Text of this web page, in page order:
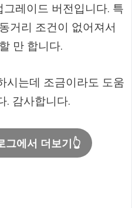
레이드 버전입니다. 특
거리 조건이 없어져서
만 합니다.
시는데 조금이라도 도움
. 감사합니다.
그에서 더보기👆